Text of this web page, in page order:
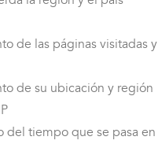
de las páginas visitadas y
de su ubicación y región
del tiempo que se pasa en